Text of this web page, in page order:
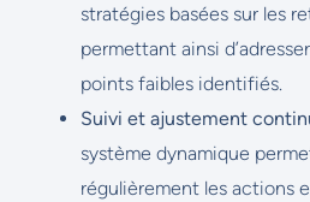
stratégies basées sur les
permettant ainsi
points faibles identifiés.
Suivi et ajustement
système dynamique
régulièrement les actions